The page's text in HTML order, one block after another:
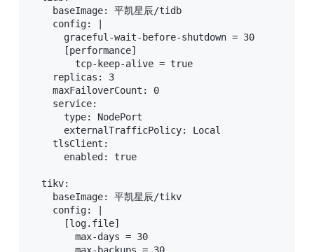
    baseImage: 平凯星辰/tidb
    config: |
      graceful-wait-before-shutdown = 30
      [performance]
        tcp-keep-alive = true
    replicas: 3
    maxFailoverCount: 0
    service:
      type: NodePort
      externalTrafficPolicy: Local
    tlsClient:
      enabled: true
  tikv:
    baseImage: 平凯星辰/tikv
    config: |
      [log.file]
        max-days = 30